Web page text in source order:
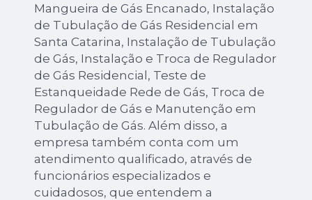
Mangueira de Gás Encanado, Instalação
de Tubulação de Gás Residencial em
Santa Catarina, Instalação de Tubulação
de Gás, Instalação e Troca de Regulador
de Gás Residencial, Teste de
Estanqueidade Rede de Gás, Troca de
Regulador de Gás e Manutenção em
Tubulação de Gás. Além disso, a
empresa também conta com um
atendimento qualificado, através de
funcionários especializados e
cuidadosos, que entendem a